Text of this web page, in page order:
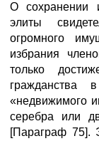
О сохранении
элиты
огромного
избрания
только
«недвижимого
серебра или
[Параграф 75].